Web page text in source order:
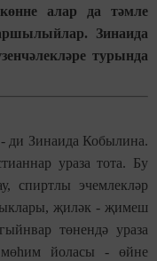
алар да тәмле
Зинаида
турында
ди Зинаида Кобылина.
ураза тота. Бу
спиртлы эчемлекләр
җиләк - җимеш
төнендә ураза
мөһим йоласы - өйне